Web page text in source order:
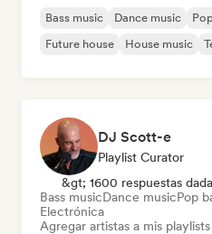
Bass music Dance music
Future house
House music
DJ Scott-e
Playlist Curator
&gt; 1600 respuestas
Bass musicDance musicPop
Electrónica
Agregar artistas a mis